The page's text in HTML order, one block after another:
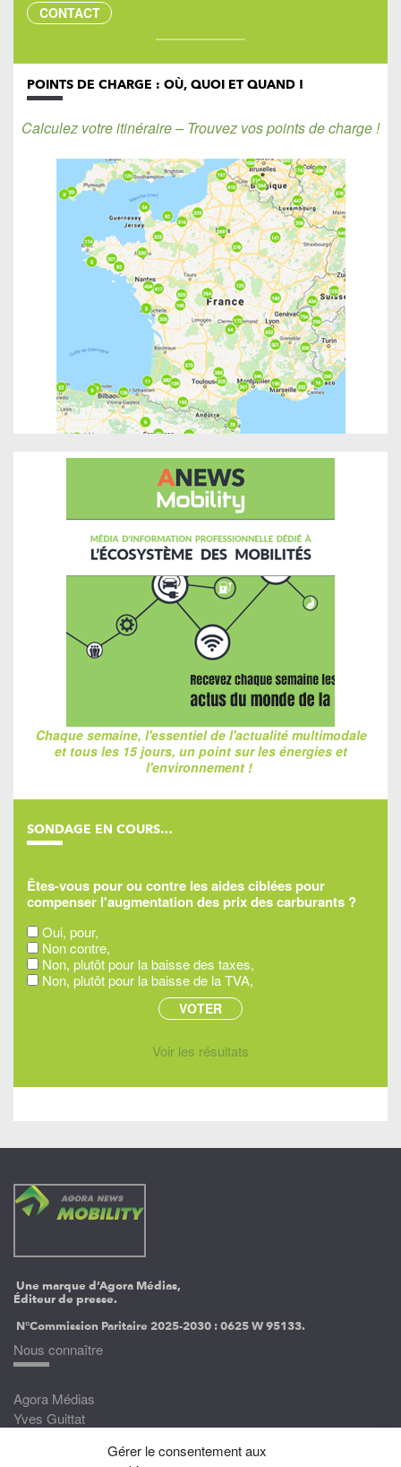
Gérer le consentement aux
CONTACT
POINTS DE CHARGE : OÙ, QUOI ET QUAND !
Calculez votre itinéraire – Trouvez vos points de charge !
Chaque semaine, l'essentiel de l'actualité multimodale
et tous les 15 jours, un point sur les énergies et
l'environnement !
SONDAGE EN COURS…
Êtes-vous pour ou contre les aides ciblées pour
compenser l'augmentation des prix des carburants ?
Oui, pour,
Non contre,
Non, plutôt pour la baisse des taxes,
Non, plutôt pour la baisse de la TVA,
Voir les résultats
Une marque d’Agora Médias,
Éditeur de presse.
N°Commission Paritaire 2025-2030 :0625 W 95133.
Nous connaître
Agora Médias
Yves Guittat